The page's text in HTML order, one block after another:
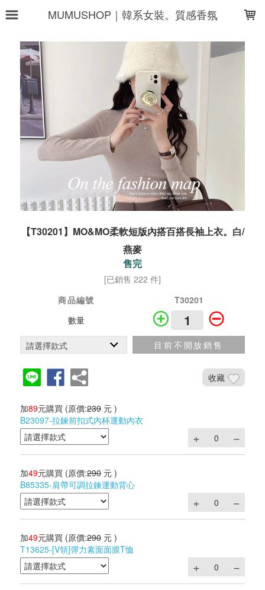
MUMUSHOP｜韓系女裝。質感香氛
【T30201】MO&MO柔軟短版內搭百搭長袖上衣。白/
燕麥
售完
[已銷售 222 件]
商品編號
T30201
數量
目前不開放銷售
收藏
加89元購買 (原價:239 元 )
B23097-拉鍊前扣式內杯運動內衣
加49元購買 (原價:290 元 )
B85335-肩帶可調拉鍊運動背心
加49元購買 (原價:290 元 )
T13625-[V領]彈力素面面膜T恤